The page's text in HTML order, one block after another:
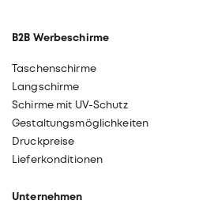
B2B Werbeschirme
Taschenschirme
Langschirme
Schirme mit UV-Schutz
Gestaltungsmöglichkeiten
Druckpreise
Lieferkonditionen
Unternehmen